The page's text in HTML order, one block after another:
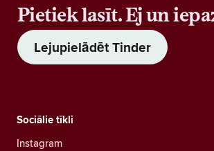
Pietiek lasīt. Ej un
Lejupielādēt Tinder
Sociālie tīkli
Instagram